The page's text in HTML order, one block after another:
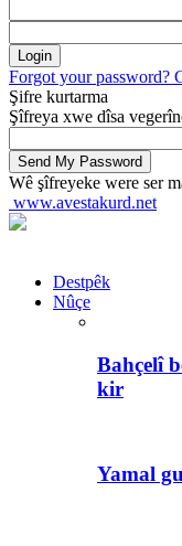
Forgot your password?
Şifre kurtarma
Şîfreya xwe dîsa
Wê şîfreyeke were ser
www.avestakurd.net
Destpêk
Nûçe
Bahçelî
kir
Yamal